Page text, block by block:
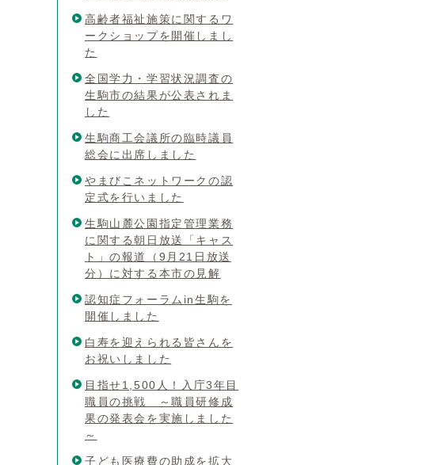
高齢者福祉施策に関するワ
ークショップを開催しまし
た
全国学力・学習状況調査の
生駒市の結果が公表されま
した
生駒商工会議所の臨時議員
総会に出席しました
やまびこネットワークの認
定式を行いました
生駒山麓公園指定管理業務
に関する朝日放送「キャス
ト」の報道（9月21日放送
分）に対する本市の見解
認知症フォーラムin生駒を
開催しました
白寿を迎えられる皆さんを
お祝いしました
目指せ1,500人！入庁3年目
職員の挑戦 ～職員研修成
果の発表会を実施しました
～
子ども医療費の助成を拡大